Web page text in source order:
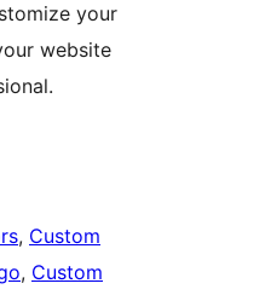
your
website
, Custom
, Custom